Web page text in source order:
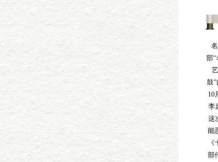
部
鼓
10
李
这
能
部